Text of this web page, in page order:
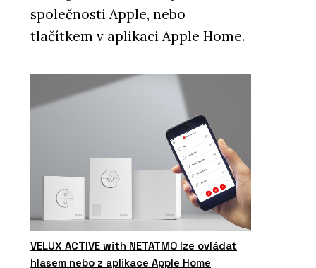
společnosti Apple, nebo
tlačítkem v aplikaci Apple Home.
VELUX ACTIVE with NETATMO lze ovládat
hlasem nebo z aplikace Apple Home